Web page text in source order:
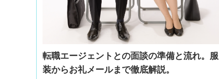
転職エージェントとの面談の準備と流れ。服
装からお礼メールまで徹底解説。